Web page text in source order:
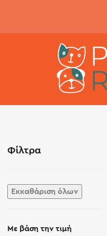
Φίλτρα
Εκκαθάριση όλων
Με βάση την τιμή